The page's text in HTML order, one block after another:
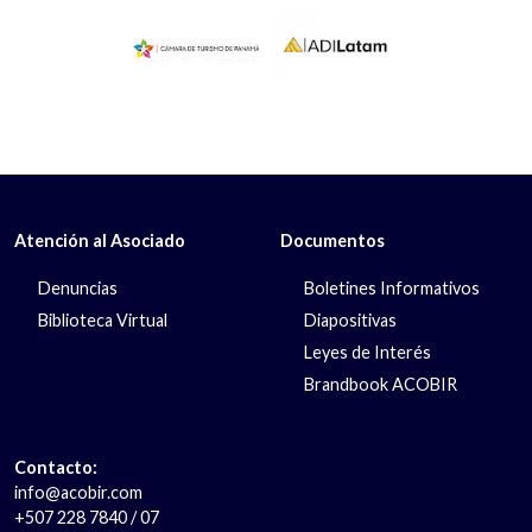
Atención al Asociado
Denuncias
Biblioteca Virtual
Documentos
Boletines Informativos
Diapositivas
Leyes de Interés
Brandbook ACOBIR
Contacto:
info@acobir.com
+507 228 7840 / 07